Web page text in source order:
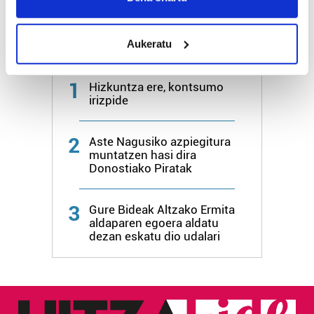
meters
Identify your device by actively scanning it for
specific characteristics (fingerprinting)
Find out more about how your personal data is processed
and set your preferences in the
prozesatzen ditugu, zure IP zenbakia, besteak beste,
teknologia erabiliz, cookieak adibidez, iragarki eta eduki
produktuak garatzeko. Zure datuak nork eta zertarako
erabiltzen dituen hauta dezakezu.
interes komertzial legitimoetan babesten dira. Ikusi gure
bazkideen zerrenda, beren ustez zein helburutarako
Aukeratu
Azken egunetako irakurrienak
1
Hizkuntza ere, kontsumo
irizpide
2
Aste Nagusiko azpiegitura
muntatzen hasi dira
Donostiako Piratak
3
Gure Bideak Altzako Ermita
aldaparen egoera aldatu
dezan eskatu dio udalari